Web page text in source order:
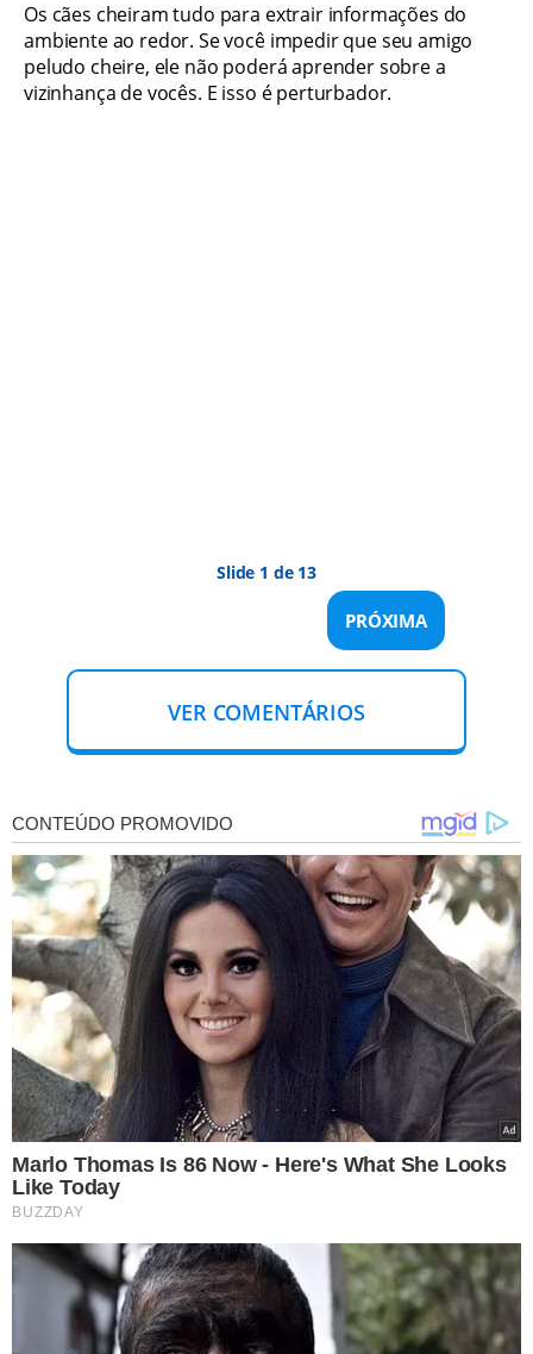
Os cães cheiram tudo para extrair informações do
ambiente ao redor. Se você impedir que seu amigo
peludo cheire, ele não poderá aprender sobre a
vizinhança de vocês. E isso é perturbador.
Slide 1 de 13
PRÓXIMA
VER COMENTÁRIOS